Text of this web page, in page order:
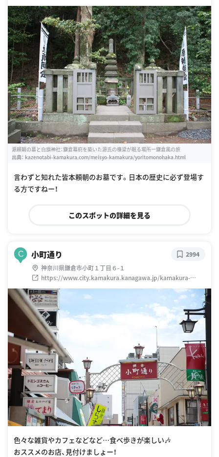
burabura.com/meisyokamakurayoritomonohaka.htm
源頼朝の墓と白旗神社：鎌倉幕府を築いた源氏の棟梁が眠る場所ー鎌倉風の旅
出典： kazenotabi-kamakura.com/meisyo-kamakura/yoritomonohaka.html
言わずと知れた皆本頼朝のお墓です。日本の歴史に必ず登場す
る方ですねー！
このスポットの詳細を見る
C 小町通り
神奈川県鎌倉市小町１丁目６-１
https://www.city.kamakura.kanagawa.jp/kamakura-
kankou/meisho/02komachidouri.html
2994
色々な雑貨やカフェなどなど…食べ歩きが楽しい🎶
おススメのお店、見付けましょー！